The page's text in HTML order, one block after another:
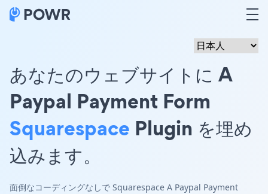
あなたのウェブサイトに A
Paypal Payment Form
Squarespace Plugin を埋め
込みます。
面倒なコーディングなしで Squarespace A Paypal Payment